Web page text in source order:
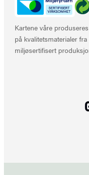
Kartene våre
på kvalitetsmaterialer
miljøsertifisert